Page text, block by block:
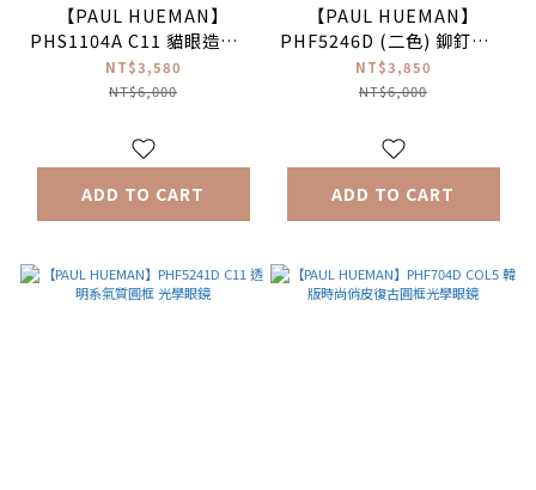
【PAUL HUEMAN】
PHS1104A C11 貓眼造型圓
框太陽眼鏡
NT$3,580
NT$6,000
ADD TO CART
【PAUL HUEMAN】
PHF5246D (二色) 鉚釘細眉
框光學眼鏡
NT$3,850
NT$6,000
ADD TO CART